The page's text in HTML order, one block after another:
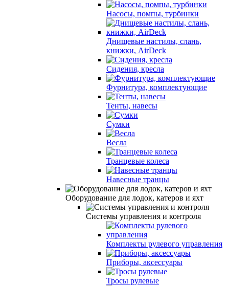
Насосы, помпы, турбинки
Днищевые настилы, слань,
книжки, AirDeck
Сидения, кресла
Фурнитура, комплектующие
Тенты, навесы
Сумки
Весла
Транцевые колеса
Навесные транцы
Оборудование для лодок, катеров и яхт
Системы управления и контроля
Комплекты рулевого управления
Приборы, аксессуары
Тросы рулевые